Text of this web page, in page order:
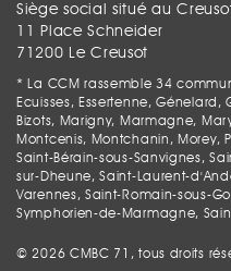
Siège social situé au
11 Place Schneider
71200 Le Creusot
* La CCM rassemble 34
Ecuisses, Essertenne, Génelard,
Bizots, Marigny, Marmagne,
Montcenis, Montchanin, Morey,
Saint-Bérain-sous-Sanvignes,
sur-Dheune, Saint-Laurent-
Varennes, Saint-Romain-sous-
Symphorien-de-Marmagne,
© 2026 CMBC 71, tous droits